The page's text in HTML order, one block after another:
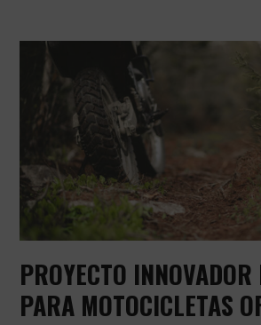
PROYECTO
PARA MOTOCICLETAS